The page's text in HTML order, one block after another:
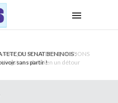
DU SENAT BENINOIS :
sans partir !